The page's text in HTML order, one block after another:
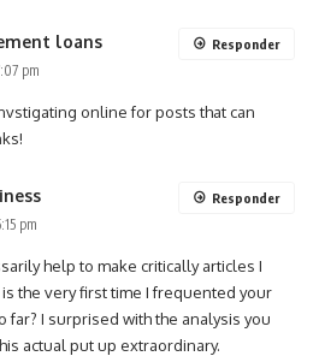
loans
pm
online for posts that can
Responder
pm
help to make critically articles I
is the very first time I frequented your
far? I surprised with the analysis you
actual put up extraordinary.
Responder